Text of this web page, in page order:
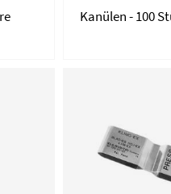
Kanülen - 100